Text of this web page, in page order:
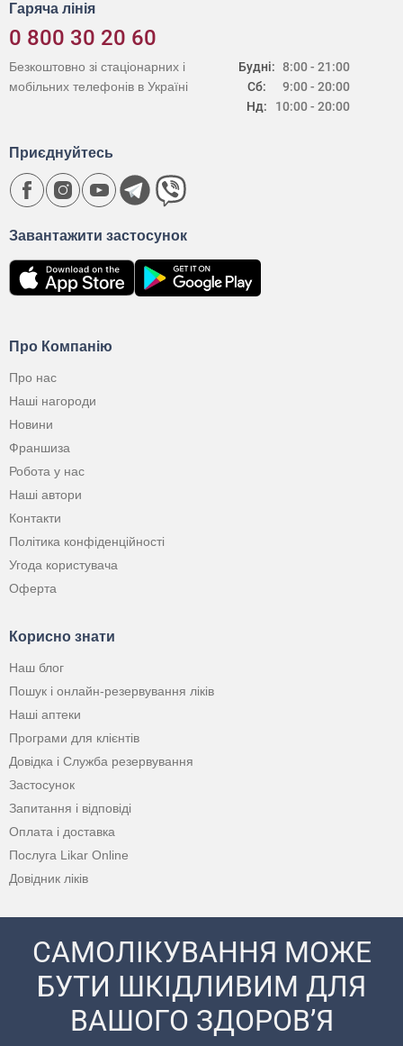
Гаряча лінія
0 800 30 20 60
Будні:
Сб:
Нд:
8:00 - 21:00
9:00 - 20:00
10:00 - 20:00
Безкоштовно зі стаціонарних і
мобільних телефонів в Україні
Про Компанію
Про нас
Наші нагороди
Новини
Франшиза
Робота у нас
Наші автори
Контакти
Політика конфіденційності
Угода користувача
Оферта
Корисно знати
Наш блог
Пошук і онлайн-резервування ліків
Наші аптеки
Програми для клієнтів
Довідка і Служба резервування
Застосунок
Запитання і відповіді
Оплата і доставка
Послуга Likar Online
Довідник ліків
Завантажити застосунок
Приєднуйтесь
САМОЛІКУВАННЯ МОЖЕ
БУТИ ШКІДЛИВИМ ДЛЯ
ВАШОГО ЗДОРОВ’Я